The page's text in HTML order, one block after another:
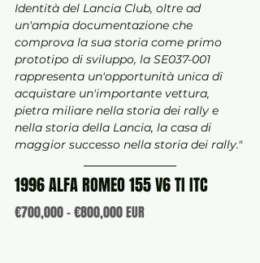
Identità del Lancia Club, oltre ad
un'ampia documentazione che
comprova la sua storia come primo
prototipo di sviluppo, la SE037-001
rappresenta un'opportunità unica di
acquistare un'importante vettura,
pietra miliare nella storia dei rally e
nella storia della Lancia, la casa di
maggior successo nella storia dei rally."
1996 ALFA ROMEO 155 V6 TI ITC
€700,000 - €800,000 EUR